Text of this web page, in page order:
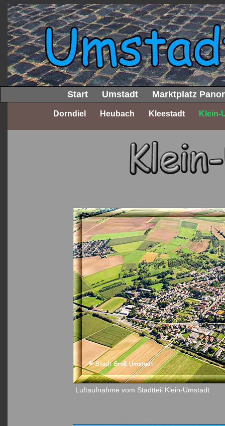
Start Umstadt Marktplatz
Dorndiel Heubach Kleestadt Klein-
Luftaufnahme vom Stadtteil Klein-Umstadt